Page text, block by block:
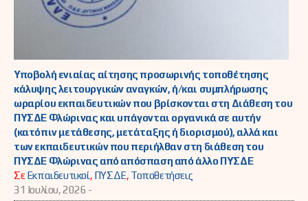
Υποβολή ενιαίας αίτησης προσωρινής τοποθέτησης
κάλυψης λειτουργικών αναγκών, ή/και συμπλήρωσης
ωραρίου εκπαιδευτικών που βρίσκονται στη Διάθεση του
ΠΥΣΔΕ Φλώρινας και υπάγονται οργανικά σε αυτήν
(κατόπιν μετάθεσης, μετάταξης ή διορισμού), αλλά και
των εκπαιδευτικών που περιήλθαν στη διάθεση του
ΠΥΣΔΕ Φλώρινας από απόσπαση από άλλο ΠΥΣΔΕ
ΣεΕκπαιδευτικοί, ΠΥΣΔΕ, Τοποθετήσεις
31 Ιουλίου, 2026 -